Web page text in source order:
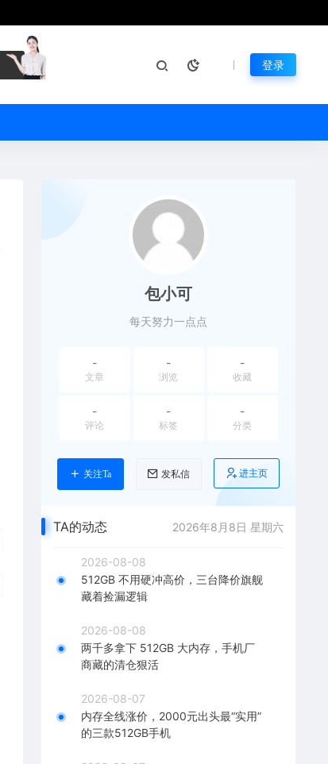
登录
包小可
每天努力一点点
-
文章
-
浏览
-
收藏
-
评论
-
标签
-
分类
关注Ta 发私信 进主页
TA的动态 2026年8月8日 星期六
2026-08-08
512GB 不用硬冲高价，三台降价旗舰
藏着捡漏逻辑
2026-08-08
两千多拿下 512GB 大内存，手机厂
商藏的清仓狠活
2026-08-07
内存全线涨价，2000元出头最“实用”
的三款512GB手机